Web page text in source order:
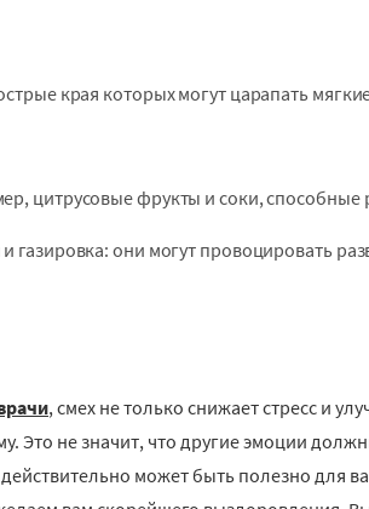
края которых могут царапать
цитрусовые фрукты и соки, способные
газировка: они могут провоцировать
, смех не только снижает стресс и
Это не значит, что другие эмоции
действительно может быть полезно для